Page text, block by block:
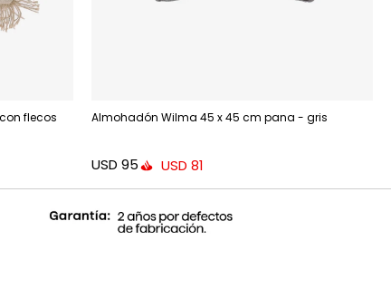
flecos
Almohadón Wilma 45 x 45 cm pana - gris
USD 95 USD 81